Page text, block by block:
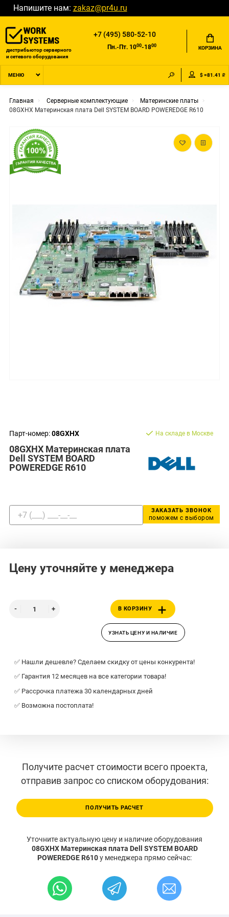
Напишите нам: zakaz@pr4u.ru
дистрибьютор серверного
и сетевого оборудования
+7 (495) 580-52-10
Пн.-Пт. 1000-1800 КОРЗИНА
МЕНЮ $ =81.41 ₽
Главная Серверные комплектующие
Материнские платы
08GXHX Материнская плата Dell SYSTEM BOARD POWEREDGE R610
Парт-номер:08GXHX
08GXHX Материнская плата
Dell SYSTEM BOARD
POWEREDGE R610
На складе в Москве
ЗАКАЗАТЬ ЗВОНОК
поможем с выбором
Цену уточняйте у менеджера
В КОРЗИНУ
УЗНАТЬ ЦЕНУ И НАЛИЧИЕ
✅ Нашли дешевле? Сделаем скидку от цены конкурента!
✅ Гарантия 12 месяцев на все категории товара!
✅ Рассрочка платежа 30 календарных дней
✅ Возможна постоплата!
Получите расчет стоимости всего проекта,
отправив запрос со списком оборудования:
ПОЛУЧИТЬ РАСЧЕТ
Уточните актуальную цену и наличие оборудования
08GXHX Материнская плата Dell SYSTEM BOARD
POWEREDGE R610у менеджера прямо сейчас: